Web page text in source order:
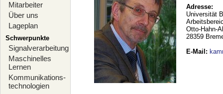
Mitarbeiter
Über uns
Lageplan
Schwerpunkte
Signalverarbeitung
Maschinelles
Lernen
Kommunikations-
technologien
Adresse:
Universität
Otto-Hahn-
28359
E-Mail :